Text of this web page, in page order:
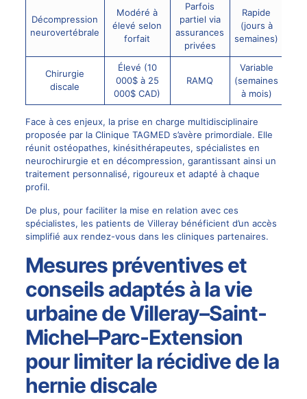
Décompression
neurovertébrale
Modéré à
élevé selon
forfait
Parfois
partiel via
assurances
privées
Rapide
(jours à
semaines)
Chirurgie
discale
Élevé (10
000$ à 25
000$ CAD)
RAMQ
Variable
(semaines
à mois)
Face à ces enjeux, la prise en charge multidisciplinaire
proposée par la Clinique TAGMED s’avère primordiale. Elle
réunit ostéopathes, kinésithérapeutes, spécialistes en
neurochirurgie et en décompression, garantissant ainsi un
traitement personnalisé, rigoureux et adapté à chaque
profil.
De plus, pour faciliter la mise en relation avec ces
spécialistes, les patients de Villeray bénéficient d’un accès
simplifié aux rendez-vous dans les cliniques partenaires.
Mesures préventives et
conseils adaptés à la vie
urbaine de Villeray–Saint-
Michel–Parc-Extension
pour limiter la récidive de la
hernie discale